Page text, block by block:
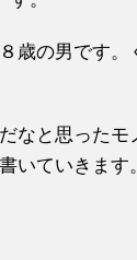
歳の男です。
なと思った
いていきます。